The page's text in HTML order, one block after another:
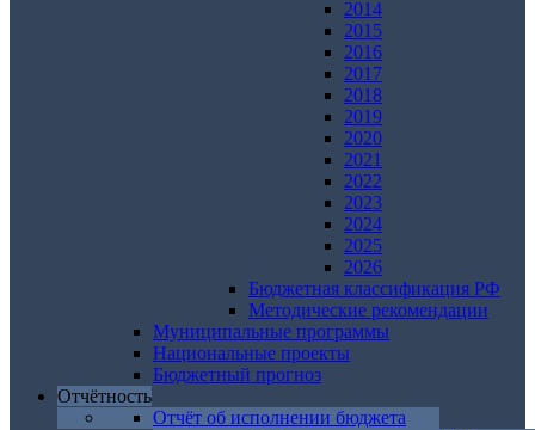
2014
2015
2016
2017
2018
2019
2020
2021
2022
2023
2024
2025
2026
Бюджетная классификация РФ
Методические рекомендации
Муниципальные программы
Национальные проекты
Бюджетный прогноз
Отчётность
Отчёт об исполнении бюджета